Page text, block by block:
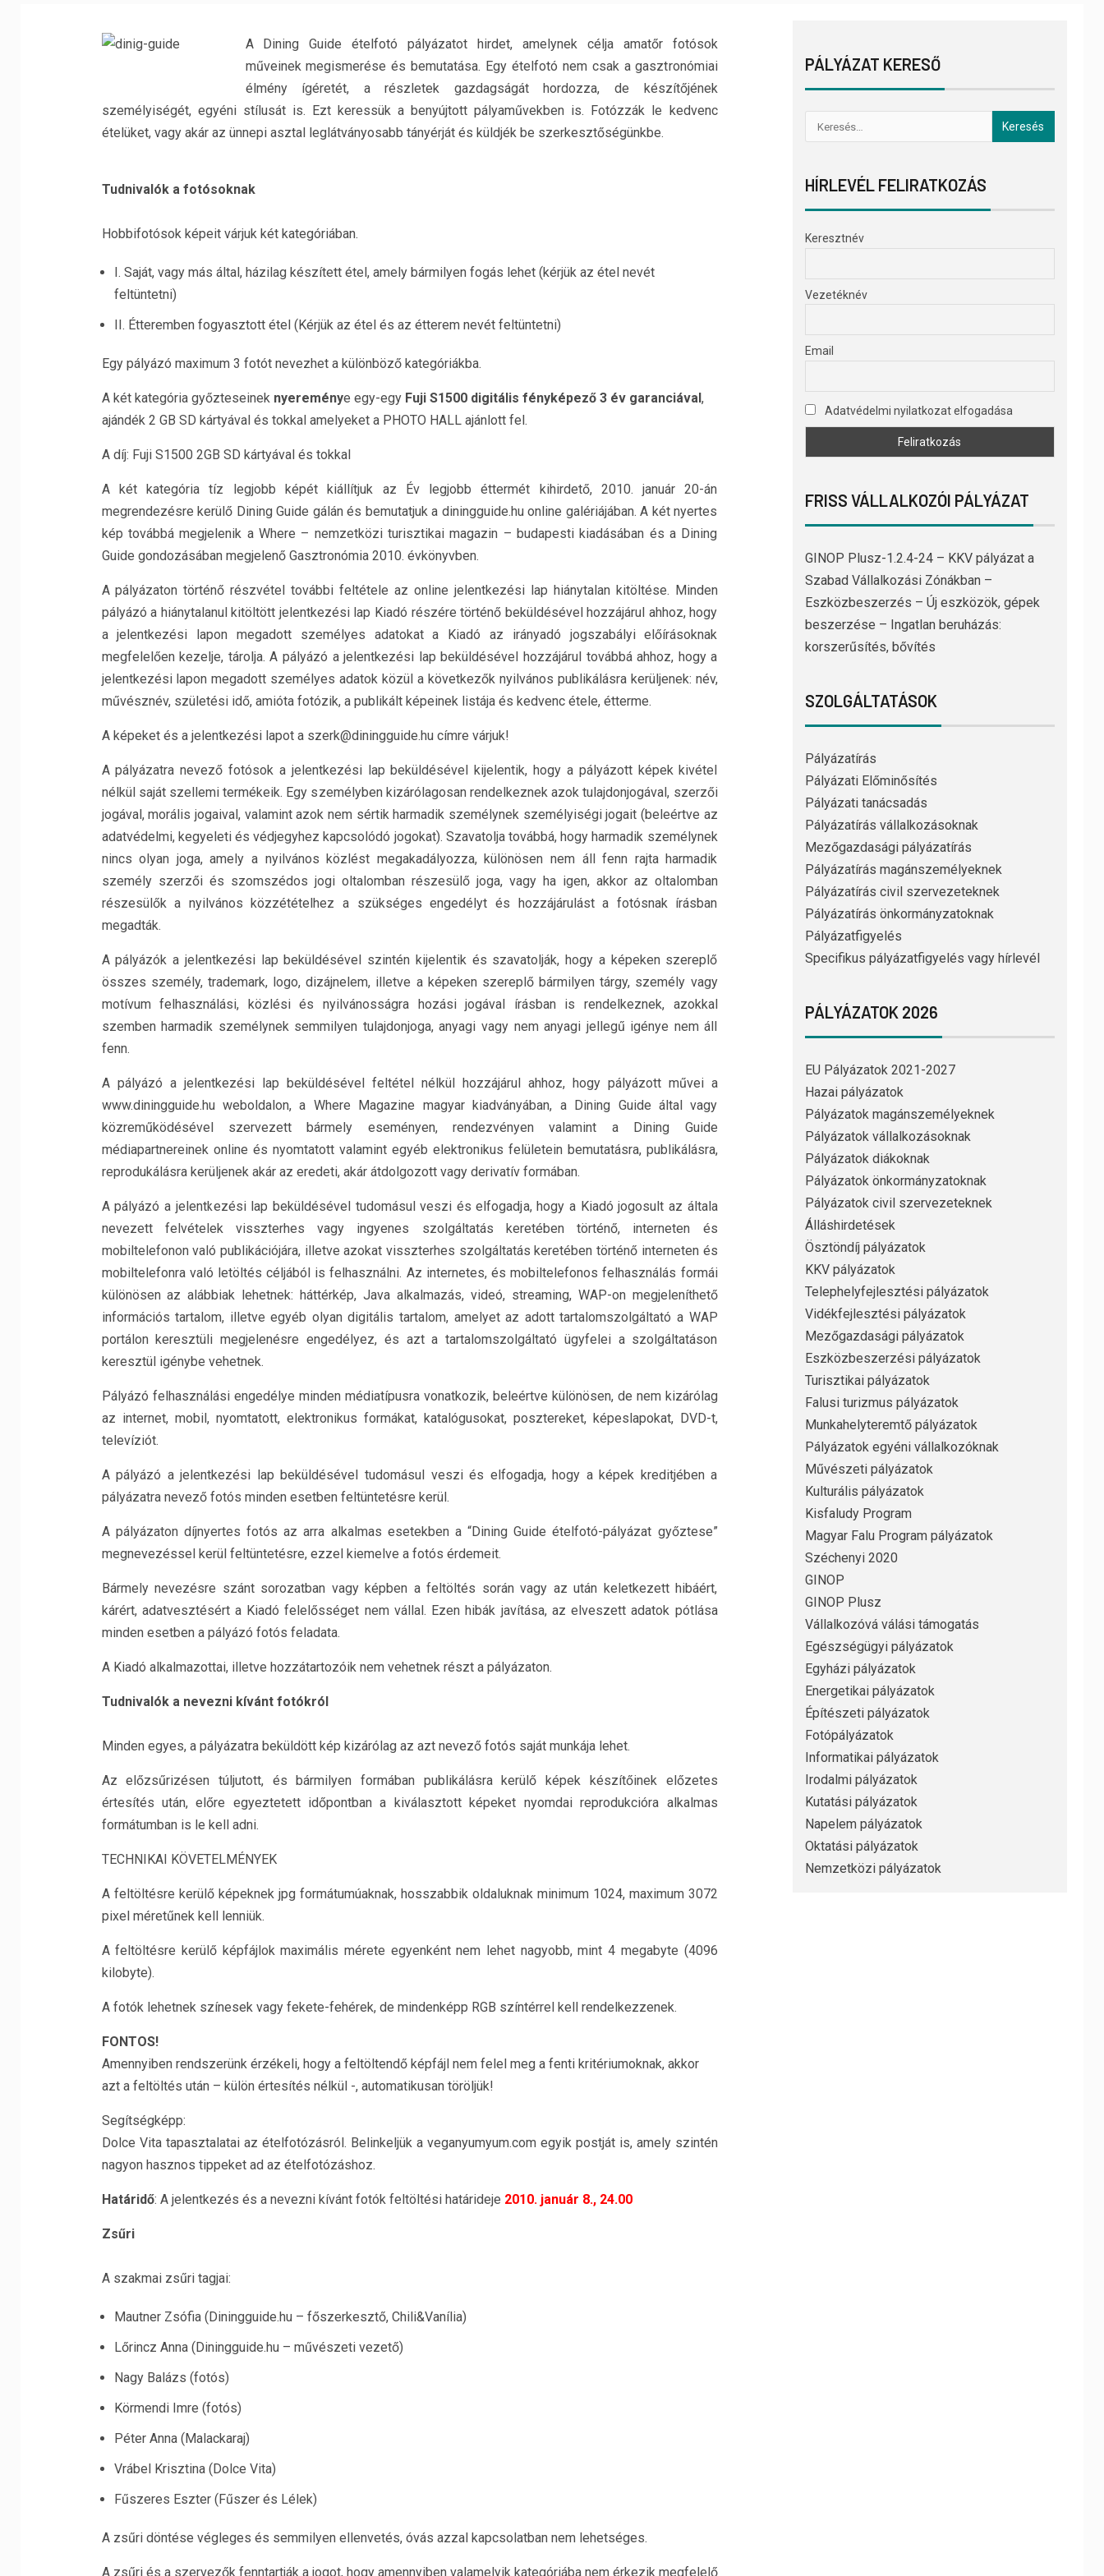
A Dining Guide ételfotó pályázatot hirdet, amelynek célja amatőr fotósok
műveinek megismerése és bemutatása. Egy ételfotó nem csak a gasztronómiai
élmény ígéretét, a részletek gazdagságát hordozza, de készítőjének
személyiségét, egyéni stílusát is. Ezt keressük a benyújtott pályaművekben is. Fotózzák le kedvenc
ételüket, vagy akár az ünnepi asztal leglátványosabb tányérját és küldjék be szerkesztőségünkbe.
Tudnivalók a fotósoknak
Hobbifotósok képeit várjuk két kategóriában.
I. Saját, vagy más által, házilag készített étel, amely bármilyen fogás lehet (kérjük az étel nevét
feltüntetni)
II. Étteremben fogyasztott étel (Kérjük az étel és az étterem nevét feltüntetni)
Egy pályázó maximum 3 fotót nevezhet a különböző kategóriákba.
A két kategória győzteseinek nyereménye egy-egy Fuji S1500 digitális fényképező 3 év garanciával,
ajándék 2 GB SD kártyával és tokkal amelyeket a PHOTO HALL ajánlott fel.
A díj: Fuji S1500 2GB SD kártyával és tokkal
A két kategória tíz legjobb képét kiállítjuk az Év legjobb éttermét kihirdető, 2010. január 20-án
megrendezésre kerülő Dining Guide gálán és bemutatjuk a diningguide.hu online galériájában. A két nyertes
kép továbbá megjelenik a Where – nemzetközi turisztikai magazin – budapesti kiadásában és a Dining
Guide gondozásában megjelenő Gasztronómia 2010. évkönyvben.
A pályázaton történő részvétel további feltétele az online jelentkezési lap hiánytalan kitöltése. Minden
pályázó a hiánytalanul kitöltött jelentkezési lap Kiadó részére történő beküldésével hozzájárul ahhoz, hogy
a jelentkezési lapon megadott személyes adatokat a Kiadó az irányadó jogszabályi előírásoknak
megfelelően kezelje, tárolja. A pályázó a jelentkezési lap beküldésével hozzájárul továbbá ahhoz, hogy a
jelentkezési lapon megadott személyes adatok közül a következők nyilvános publikálásra kerüljenek: név,
művésznév, születési idő, amióta fotózik, a publikált képeinek listája és kedvenc étele, étterme.
A képeket és a jelentkezési lapot a szerk@diningguide.hu címre várjuk!
A pályázatra nevező fotósok a jelentkezési lap beküldésével kijelentik, hogy a pályázott képek kivétel
nélkül saját szellemi termékeik. Egy személyben kizárólagosan rendelkeznek azok tulajdonjogával, szerzői
jogával, morális jogaival, valamint azok nem sértik harmadik személynek személyiségi jogait (beleértve az
adatvédelmi, kegyeleti és védjegyhez kapcsolódó jogokat). Szavatolja továbbá, hogy harmadik személynek
nincs olyan joga, amely a nyilvános közlést megakadályozza, különösen nem áll fenn rajta harmadik
személy szerzői és szomszédos jogi oltalomban részesülő joga, vagy ha igen, akkor az oltalomban
részesülők a nyilvános közzétételhez a szükséges engedélyt és hozzájárulást a fotósnak írásban
megadták.
A pályázók a jelentkezési lap beküldésével szintén kijelentik és szavatolják, hogy a képeken szereplő
összes személy, trademark, logo, dizájnelem, illetve a képeken szereplő bármilyen tárgy, személy vagy
motívum felhasználási, közlési és nyilvánosságra hozási jogával írásban is rendelkeznek, azokkal
szemben harmadik személynek semmilyen tulajdonjoga, anyagi vagy nem anyagi jellegű igénye nem áll
fenn.
A pályázó a jelentkezési lap beküldésével feltétel nélkül hozzájárul ahhoz, hogy pályázott művei a
www.diningguide.hu weboldalon, a Where Magazine magyar kiadványában, a Dining Guide által vagy
közreműködésével szervezett bármely eseményen, rendezvényen valamint a Dining Guide
médiapartnereinek online és nyomtatott valamint egyéb elektronikus felületein bemutatásra, publikálásra,
reprodukálásra kerüljenek akár az eredeti, akár átdolgozott vagy derivatív formában.
A pályázó a jelentkezési lap beküldésével tudomásul veszi és elfogadja, hogy a Kiadó jogosult az általa
nevezett felvételek visszterhes vagy ingyenes szolgáltatás keretében történő, interneten és
mobiltelefonon való publikációjára, illetve azokat visszterhes szolgáltatás keretében történő interneten és
mobiltelefonra való letöltés céljából is felhasználni. Az internetes, és mobiltelefonos felhasználás formái
különösen az alábbiak lehetnek: háttérkép, Java alkalmazás, videó, streaming, WAP-on megjeleníthető
információs tartalom, illetve egyéb olyan digitális tartalom, amelyet az adott tartalomszolgáltató a WAP
portálon keresztüli megjelenésre engedélyez, és azt a tartalomszolgáltató ügyfelei a szolgáltatáson
keresztül igénybe vehetnek.
Pályázó felhasználási engedélye minden médiatípusra vonatkozik, beleértve különösen, de nem kizárólag
az internet, mobil, nyomtatott, elektronikus formákat, katalógusokat, posztereket, képeslapokat, DVD-t,
televíziót.
A pályázó a jelentkezési lap beküldésével tudomásul veszi és elfogadja, hogy a képek kreditjében a
pályázatra nevező fotós minden esetben feltüntetésre kerül.
A pályázaton díjnyertes fotós az arra alkalmas esetekben a “Dining Guide ételfotó-pályázat győztese”
megnevezéssel kerül feltüntetésre, ezzel kiemelve a fotós érdemeit.
Bármely nevezésre szánt sorozatban vagy képben a feltöltés során vagy az után keletkezett hibáért,
kárért, adatvesztésért a Kiadó felelősséget nem vállal. Ezen hibák javítása, az elveszett adatok pótlása
minden esetben a pályázó fotós feladata.
A Kiadó alkalmazottai, illetve hozzátartozóik nem vehetnek részt a pályázaton.
Tudnivalók a nevezni kívánt fotókról
Minden egyes, a pályázatra beküldött kép kizárólag az azt nevező fotós saját munkája lehet.
Az előzsűrizésen túljutott, és bármilyen formában publikálásra kerülő képek készítőinek előzetes
értesítés után, előre egyeztetett időpontban a kiválasztott képeket nyomdai reprodukcióra alkalmas
formátumban is le kell adni.
TECHNIKAI KÖVETELMÉNYEK
A feltöltésre kerülő képeknek jpg formátumúaknak, hosszabbik oldaluknak minimum 1024, maximum 3072
pixel méretűnek kell lenniük.
A feltöltésre kerülő képfájlok maximális mérete egyenként nem lehet nagyobb, mint 4 megabyte (4096
kilobyte).
A fotók lehetnek színesek vagy fekete-fehérek, de mindenképp RGB színtérrel kell rendelkezzenek.
FONTOS!
Amennyiben rendszerünk érzékeli, hogy a feltöltendő képfájl nem felel meg a fenti kritériumoknak, akkor
azt a feltöltés után – külön értesítés nélkül -, automatikusan töröljük!
Segítségképp:
Dolce Vita tapasztalatai az ételfotózásról. Belinkeljük a veganyumyum.com egyik postját is, amely szintén
nagyon hasznos tippeket ad az ételfotózáshoz.
Határidő: A jelentkezés és a nevezni kívánt fotók feltöltési határideje 2010. január 8., 24.00
Zsűri
A szakmai zsűri tagjai:
Mautner Zsófia (Diningguide.hu – főszerkesztő, Chili&Vanília)
Lőrincz Anna (Diningguide.hu – művészeti vezető)
Nagy Balázs (fotós)
Körmendi Imre (fotós)
Péter Anna (Malackaraj)
Vrábel Krisztina (Dolce Vita)
Fűszeres Eszter (Fűszer és Lélek)
A zsűri döntése végleges és semmilyen ellenvetés, óvás azzal kapcsolatban nem lehetséges.
A zsűri és a szervezők fenntartják a jogot, hogy amennyiben valamelyik kategóriába nem érkezik megfelelő
PÁLYÁZAT KERESŐ
HÍRLEVÉL FELIRATKOZÁS
Keresztnév
Vezetéknév
Email
Adatvédelmi nyilatkozat elfogadása
FRISS VÁLLALKOZÓI PÁLYÁZAT
GINOP Plusz-1.2.4-24 – KKV pályázat a
Szabad Vállalkozási Zónákban –
Eszközbeszerzés – Új eszközök, gépek
beszerzése – Ingatlan beruházás:
korszerűsítés, bővítés
SZOLGÁLTATÁSOK
Pályázatírás
Pályázati Előminősítés
Pályázati tanácsadás
Pályázatírás vállalkozásoknak
Mezőgazdasági pályázatírás
Pályázatírás magánszemélyeknek
Pályázatírás civil szervezeteknek
Pályázatírás önkormányzatoknak
Pályázatfigyelés
Specifikus pályázatfigyelés vagy hírlevél
PÁLYÁZATOK 2026
EU Pályázatok 2021-2027
Hazai pályázatok
Pályázatok magánszemélyeknek
Pályázatok vállalkozásoknak
Pályázatok diákoknak
Pályázatok önkormányzatoknak
Pályázatok civil szervezeteknek
Álláshirdetések
Ösztöndíj pályázatok
KKV pályázatok
Telephelyfejlesztési pályázatok
Vidékfejlesztési pályázatok
Mezőgazdasági pályázatok
Eszközbeszerzési pályázatok
Turisztikai pályázatok
Falusi turizmus pályázatok
Munkahelyteremtő pályázatok
Pályázatok egyéni vállalkozóknak
Művészeti pályázatok
Kulturális pályázatok
Kisfaludy Program
Magyar Falu Program pályázatok
Széchenyi 2020
GINOP
GINOP Plusz
Vállalkozóvá válási támogatás
Egészségügyi pályázatok
Egyházi pályázatok
Energetikai pályázatok
Építészeti pályázatok
Fotópályázatok
Informatikai pályázatok
Irodalmi pályázatok
Kutatási pályázatok
Napelem pályázatok
Oktatási pályázatok
Nemzetközi pályázatok